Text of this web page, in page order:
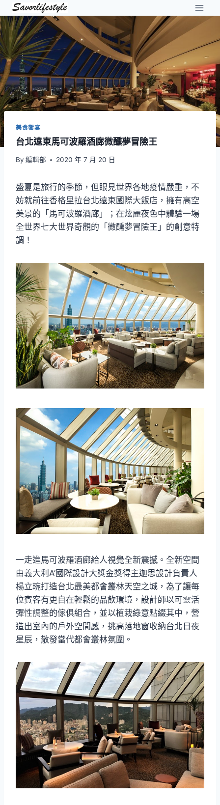
Skip
to
content
美食饗宴
台北遠東馬可波羅酒廊微醺夢冒險王
By 編輯部 2020 年 7 月 20 日
盛夏是旅行的季節，但眼見世界各地疫情嚴重，不
妨就前往香格里拉台北遠東國際大飯店，擁有高空
美景的「馬可波羅酒廊」；在炫麗夜色中體驗一場
全世界七大世界奇觀的「微醺夢冒險王」的創意特
調！
一走進馬可波羅酒廊給人視覺全新震撼。全新空間
由義大利A’國際設計大獎金獎得主迦思設計負責人
楊立琬打造台北最美都會叢林天空之城，為了讓每
位賓客有更自在輕鬆的品飲環境，設計師以可靈活
彈性調整的傢俱組合，並以植栽綠意點綴其中，營
造出室內的戶外空間感，挑高落地窗收納台北日夜
星辰，散發當代都會叢林氛圍。